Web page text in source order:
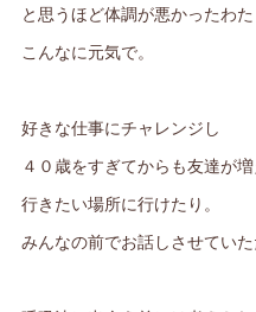
と思うほど体調が悪かったわ
こんなに元気で。
好きな仕事にチャレンジし
４０歳をすぎてからも友達が増
行きたい場所に行けたり。
みんなの前でお話しさせていた